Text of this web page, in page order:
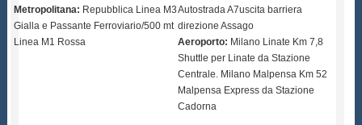
Metropolitana: Repubblica Linea M3
Gialla e Passante Ferroviario/500 mt
Linea M1 Rossa
Autostrada A7uscita barriera
direzione Assago
Aeroporto: Milano Linate Km 7,8
Shuttle per Linate da Stazione
Centrale. Milano Malpensa Km 52
Malpensa Express da Stazione
Cadorna